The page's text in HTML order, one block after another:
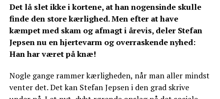
Det lå slet ikke i kortene, at han nogensinde skulle
finde den store kærlighed. Men efter at have
kæmpet med skam og afmagt i årevis, deler Stefan
Jepsen nu en hjertevarm og overraskende nyhed:
Han har været på knæ!
Nogle gange rammer kærligheden, når man aller mindst
venter det. Det kan Stefan Jepsen i den grad skrive